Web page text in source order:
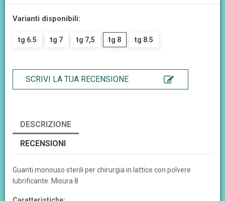
Varianti disponibili:
tg 6.5 tg 7 tg 7,5 tg 8 tg 8.5
SCRIVI LA TUA RECENSIONE
DESCRIZIONE
RECENSIONI
Guanti monouso sterili per chirurgia in lattice con polvere
lubrificante. Misura 8